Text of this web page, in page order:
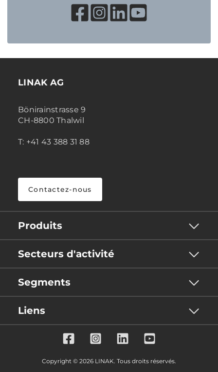
LINAK AG
Bönirainstrasse 9
CH-8800 Thalwil
T: +41 43 388 31 88
Contactez-nous
Produits
Secteurs d'activité
Segments
Liens
Copyright © 2026 LINAK. Tous droits réservés.